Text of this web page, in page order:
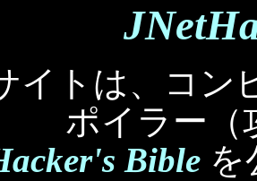
トは、コン
ポイラー（
Bibleを